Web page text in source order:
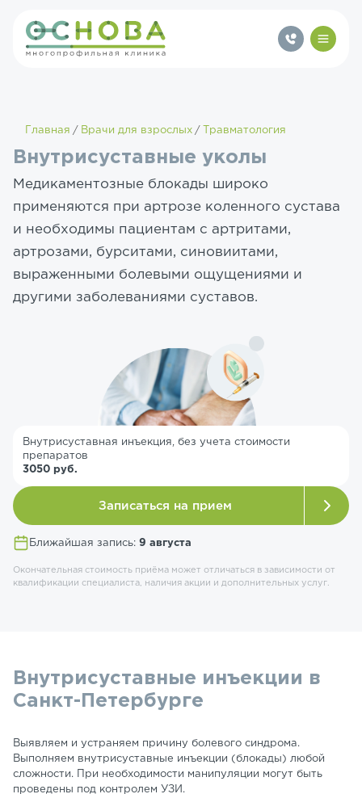
Главная Врачи для взрослых Травматология
Внутрисуставные уколы
Медикаментозные блокады широко
применяются при артрозе коленного сустава
и необходимы пациентам с артритами,
артрозами, бурситами, синовиитами,
выраженными болевыми ощущениями и
другими заболеваниями суставов.
Ближайшая запись: 9 августа
Внутрисуставная инъекция, без учета стоимости
препаратов
3050 руб.
Записаться на прием
Окончательная стоимость приёма может отличаться в зависимости от
квалификации специалиста, наличия акции и дополнительных услуг.
Внутрисуставные инъекции в
Санкт-Петербурге
Выявляем и устраняем причину болевого синдрома.
Выполняем внутрисуставные инъекции (блокады) любой
сложности. При необходимости манипуляции могут быть
проведены под контролем УЗИ.